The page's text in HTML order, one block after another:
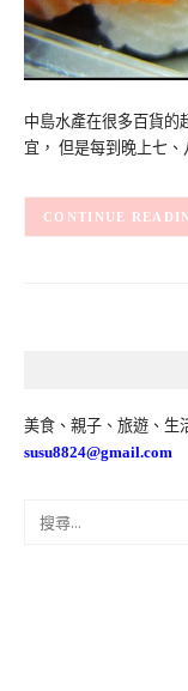
中島水產在很多百貨的
宜， 但是每到晚上七
CONTINUE
美食、親子、旅遊、生
susu8824@gmail.com